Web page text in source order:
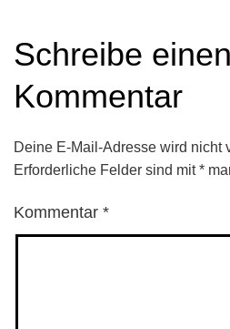
Schreibe einen
Kommentar
Deine E-Mail-Adresse wird nicht
Erforderliche Felder sind mit*
Kommentar *